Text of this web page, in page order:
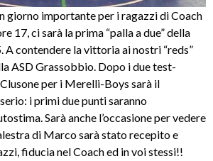
giorno importante per i ragazzi di Coach
17, ci sarà la prima “palla a due” della
contendere la vittoria ai nostri “reds”
ASD Grassobbio. Dopo i due test-
per i Merelli-Boys sarà il
i primi due punti saranno
Sarà anche l’occasione per vedere
di Marco sarà stato recepito e
fiducia nel Coach ed in voi stessi!!